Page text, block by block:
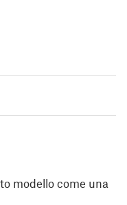
modello come una